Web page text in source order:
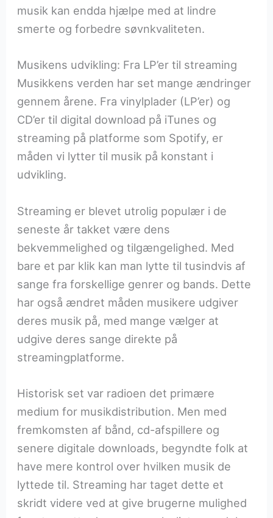
musik kan endda hjælpe med at lindre
smerte og forbedre søvnkvaliteten.
Musikens udvikling: Fra LP’er til streaming
Musikkens verden har set mange ændringer
gennem årene. Fra vinylplader (LP’er) og
CD’er til digital download på iTunes og
streaming på platforme som Spotify, er
måden vi lytter til musik på konstant i
udvikling.
Streaming er blevet utrolig populær i de
seneste år takket være dens
bekvemmelighed og tilgængelighed. Med
bare et par klik kan man lytte til tusindvis af
sange fra forskellige genrer og bands. Dette
har også ændret måden musikere udgiver
deres musik på, med mange vælger at
udgive deres sange direkte på
streamingplatforme.
Historisk set var radioen det primære
medium for musikdistribution. Men med
fremkomsten af ​​bånd, cd-afspillere og
senere digitale downloads, begyndte folk at
have mere kontrol over hvilken musik de
lyttede til. Streaming har taget dette et
skridt videre ved at give brugerne mulighed